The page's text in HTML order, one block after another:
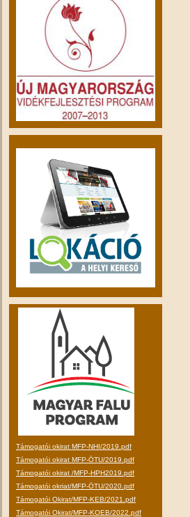
Támogatói okirat MFP-NHI/2019.pdf
Támogatói okirat MFP-ÖTU/2019.pdf
Támogatói okirat /MFP-HPH2019.pdf
Támogatói okriat/MFP-ÖTU/2020.pdf
Támogatói Okirat/MFP-KEB/2021.pdf
Támogatói Okirat/MFP-KOEB/2022.pdf